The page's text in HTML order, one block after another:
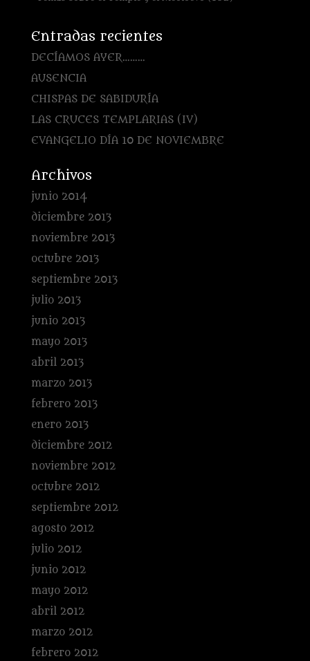
Entradas recientes
DECÍAMOS AYER………
AUSENCIA
CHISPAS DE SABIDURÍA
LAS CRUCES TEMPLARIAS (IV)
EVANGELIO DÍA 10 DE NOVIEMBRE
Archivos
junio 2014
diciembre 2013
noviembre 2013
octubre 2013
septiembre 2013
julio 2013
junio 2013
mayo 2013
abril 2013
marzo 2013
febrero 2013
enero 2013
diciembre 2012
noviembre 2012
octubre 2012
septiembre 2012
agosto 2012
julio 2012
junio 2012
mayo 2012
abril 2012
marzo 2012
febrero 2012